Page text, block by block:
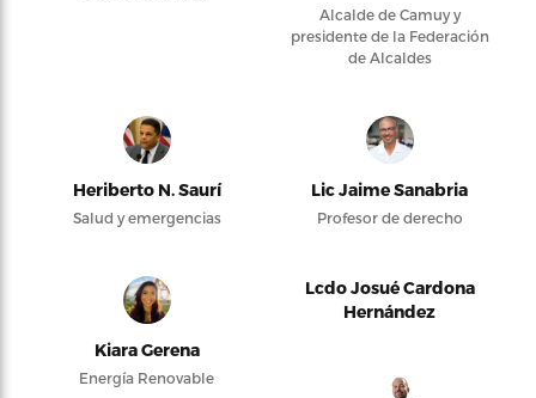
Alcalde de Camuy y
presidente de la Federación
de Alcaldes
Heriberto N. Saurí
Salud y emergencias
Lic Jaime Sanabria
Profesor de derecho
Kiara Gerena
Energía Renovable
Lcdo Josué Cardona
Hernández